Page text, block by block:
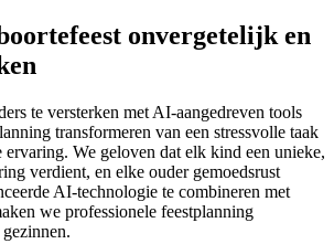
onvergetelijk en
te versterken met AI-aangedreven tools
transformeren van een stressvolle taak
ervaring. We geloven dat elk kind een unieke,
verdient, en elke ouder gemoedsrust
AI-technologie te combineren met
we professionele feestplanning